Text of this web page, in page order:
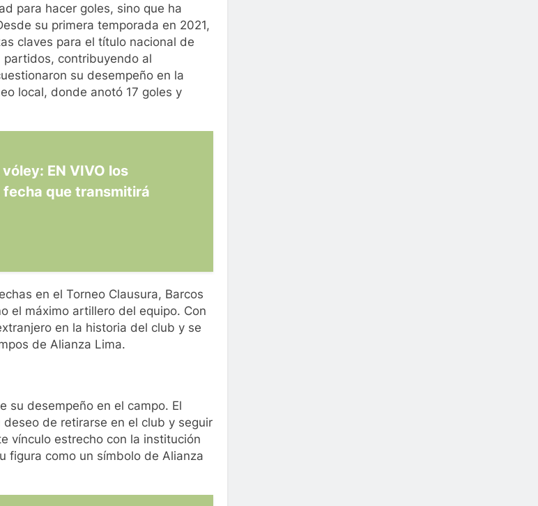
para hacer goles, sino que ha
su primera temporada en 2021,
claves para el título nacional de
partidos, contribuyendo al
su desempeño en la
local, donde anotó 17 goles y
EN VIVO los
que transmitirá
en el Torneo Clausura, Barcos
el máximo artillero del equipo. Con
en la historia del club y se
de Alianza Lima.
su desempeño en el campo. El
de retirarse en el club y seguir
vínculo estrecho con la institución
figura como un símbolo de Alianza